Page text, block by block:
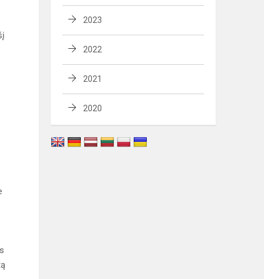
2023
2022
2021
2020